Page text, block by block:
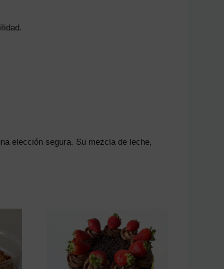
elección segura. Su mezcla de leche,